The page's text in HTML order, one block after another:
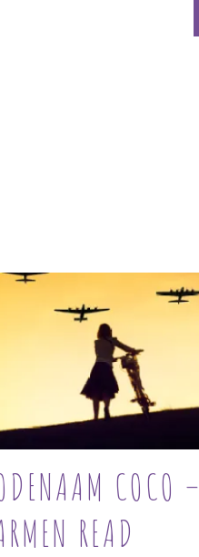
COCO –
READ